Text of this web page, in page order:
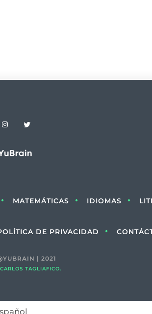
MATEMÁTICAS IDIOMAS
DE PRIVACIDAD
| 2021
TAGLIAFICO.